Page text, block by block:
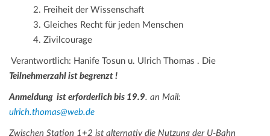
2. Freiheit der Wissenschaft
3. Gleiches Recht für jeden Menschen
4. Zivilcourage
Verantwortlich: Hanife Tosun u. Ulrich Thomas . Die
Teilnehmerzahl ist begrenzt !
Anmeldung ist erforderlich bis 19.9. an Mail:
ulrich.thomas@web.de
Zwischen Station 1+2 ist alternativ die Nutzung der U-Bahn